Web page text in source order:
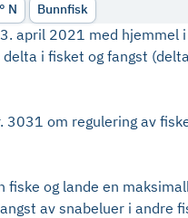
N Bunnfisk
april 2021 med hjemmel
i fisket og fangst
om regulering av
fiske og lande en
av snabeluer i andre